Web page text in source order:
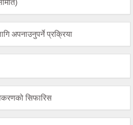
अपनाउनुपर्ने प्रक्रिया
सिफारिस